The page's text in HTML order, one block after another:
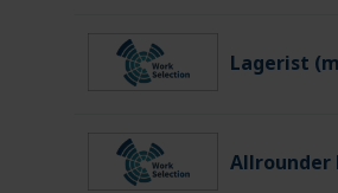
Lagerist